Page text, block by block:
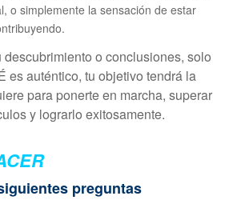
o simplemente la sensación de estar
descubrimiento o conclusiones, solo
es auténtico, tu objetivo tendrá la
para ponerte en marcha, superar
y lograrlo exitosamente.
preguntas